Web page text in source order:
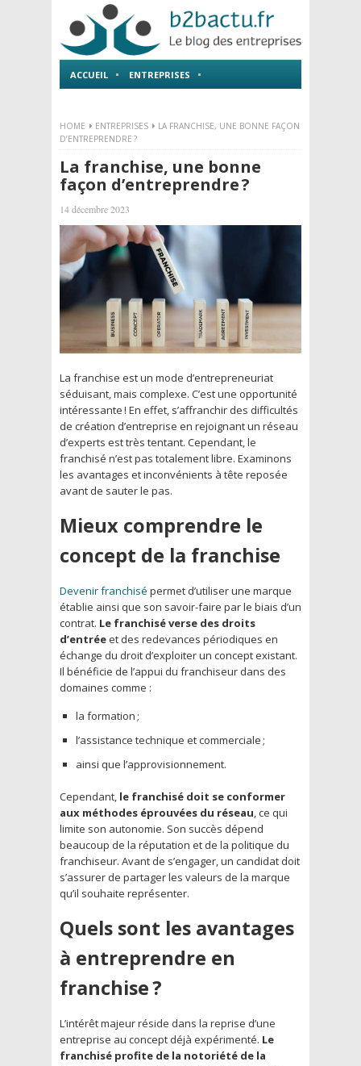
ACCUEIL ENTREPRISES
HOME ENTREPRISES
LA FRANCHISE, UNE BONNE FAÇON
D’ENTREPRENDRE ?
La franchise, une bonne
façon d’entreprendre ?
14 décembre 2023
La franchise est un mode d’entrepreneuriat
séduisant, mais complexe. C’est une opportunité
intéressante ! En effet, s’affranchir des difficultés
de création d’entreprise en rejoignant un réseau
d’experts est très tentant. Cependant, le
franchisé n’est pas totalement libre. Examinons
les avantages et inconvénients à tête reposée
avant de sauter le pas.
Mieux comprendre le
concept de la franchise
Devenir franchisé permet d’utiliser une marque
établie ainsi que son savoir-faire par le biais d’un
contrat. Le franchisé verse des droits
d’entréeet des redevances périodiques en
échange du droit d’exploiter un concept existant.
Il bénéficie de l’appui du franchiseur dans des
domaines comme :
la formation ;
l’assistance technique et commerciale ;
ainsi que l’approvisionnement.
Cependant, le franchisé doit se conformer
aux méthodes éprouvées du réseau, ce qui
limite son autonomie. Son succès dépend
beaucoup de la réputation et de la politique du
franchiseur. Avant de s’engager, un candidat doit
s’assurer de partager les valeurs de la marque
qu’il souhaite représenter.
Quels sont les avantages
à entreprendre en
franchise ?
L’intérêt majeur réside dans la reprise d’une
entreprise au concept déjà expérimenté. Le
franchisé profite de la notoriété de la